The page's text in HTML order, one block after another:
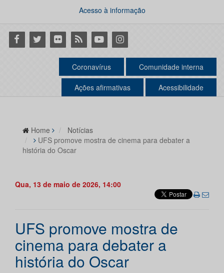
Acesso à informação
Facebook
Twitter Flickr RSS YoutubeInstagram
Coronavírus Comunidade interna
Ações afirmativas Acessibilidade
Home
Notícias
UFS promove mostra de cinema para debater a
história do Oscar
Qua, 13 de maio de 2026, 14:00
UFS promove mostra de
cinema para debater a
história do Oscar